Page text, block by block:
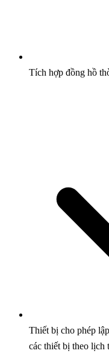
Tích hợp đồng hồ
Thiết bị cho phép
các thiết bị theo lịch